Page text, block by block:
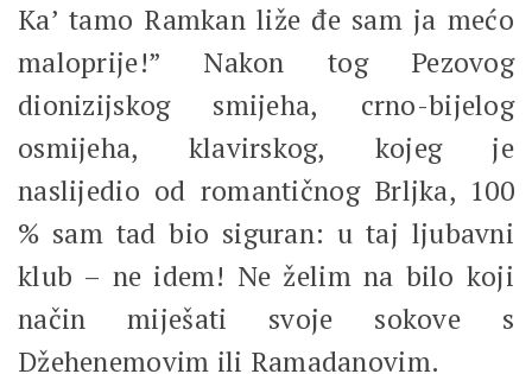
Ka’ tamo Ramkan liže đe sam ja mećo
maloprije!” Nakon tog Pezovog
dionizijskog smijeha, crno-bijelog
osmijeha, klavirskog, kojeg je
naslijedio od romantičnog Brljka, 100
% sam tad bio siguran: u taj ljubavni
klub – ne idem! Ne želim na bilo koji
način miješati svoje sokove s
Džehenemovim ili Ramadanovim.